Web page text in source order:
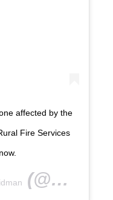
affected by the
Fire Services
(@nicolekidman) am